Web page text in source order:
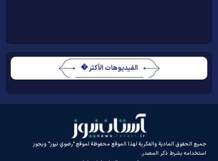
الفيديوهات الأكثر �
جميع الحقوق المادية والفكرية لهذا الموقع محفوظة لموقع "رضوي نيوز" ويجوز
استخدامه بشرط ذكر المصدر.